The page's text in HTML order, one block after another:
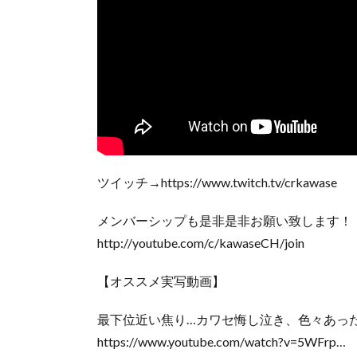
ツイッチ→https://www.twitch.tv/crkawase
メンバーシップも是非是非お願い致します！
http://youtube.com/c/kawaseCH/join
【オススメ実写動画】
最下位近い焦り…カワセ悔し泣き、色々あっ
https://www.youtube.com/watch?v=5WFrp…